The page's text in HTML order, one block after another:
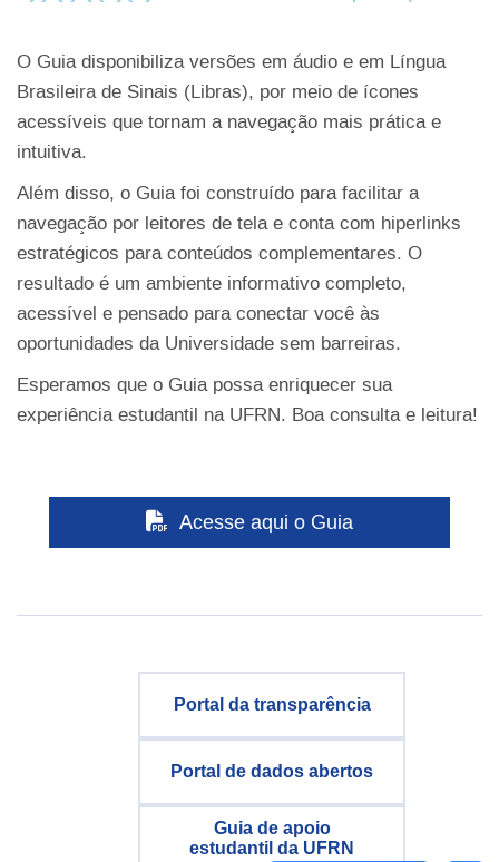
O Guia disponibiliza versões em áudio e em Língua
Brasileira de Sinais (Libras), por meio de ícones
acessíveis que tornam a navegação mais prática e
intuitiva.
Além disso, o Guia foi construído para facilitar a
navegação por leitores de tela e conta com hiperlinks
estratégicos para conteúdos complementares. O
resultado é um ambiente informativo completo,
acessível e pensado para conectar você às
oportunidades da Universidade sem barreiras.
Esperamos que o Guia possa enriquecer sua
experiência estudantil na UFRN. Boa consulta e leitura!
Acesse aqui o Guia
Portal da transparência
Portal de dados abertos
Guia de apoio
estudantil da UFRN